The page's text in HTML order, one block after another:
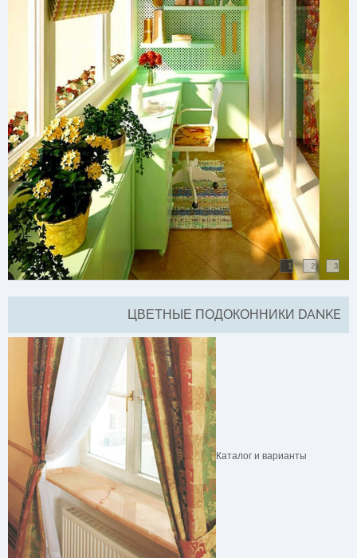
1 2 3
ЦВЕТНЫЕ ПОДОКОННИКИ DANKE
Каталог и варианты